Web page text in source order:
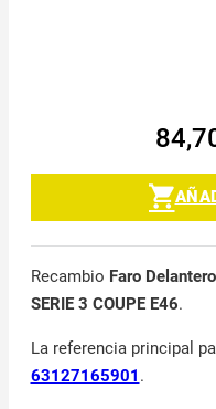
Recambio Faro
SERIE 3 COUPE E46.
La referencia principal
63127165901 .